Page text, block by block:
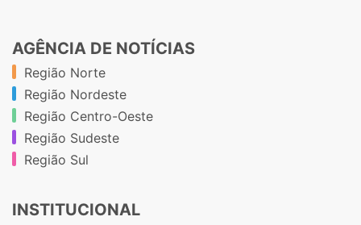
AGÊNCIA DE NOTÍCIAS
Região Norte
Região Nordeste
Região Centro-Oeste
Região Sudeste
Região Sul
INSTITUCIONAL